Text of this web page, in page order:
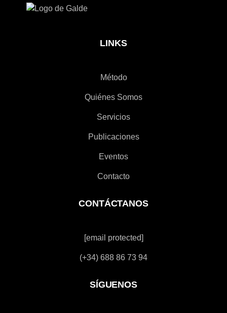
LINKS
Método
Quiénes Somos
Servicios
Publicaciones
Eventos
Contacto
CONTÁCTANOS
[email protected]
(+34) 688 86 73 94
SÍGUENOS